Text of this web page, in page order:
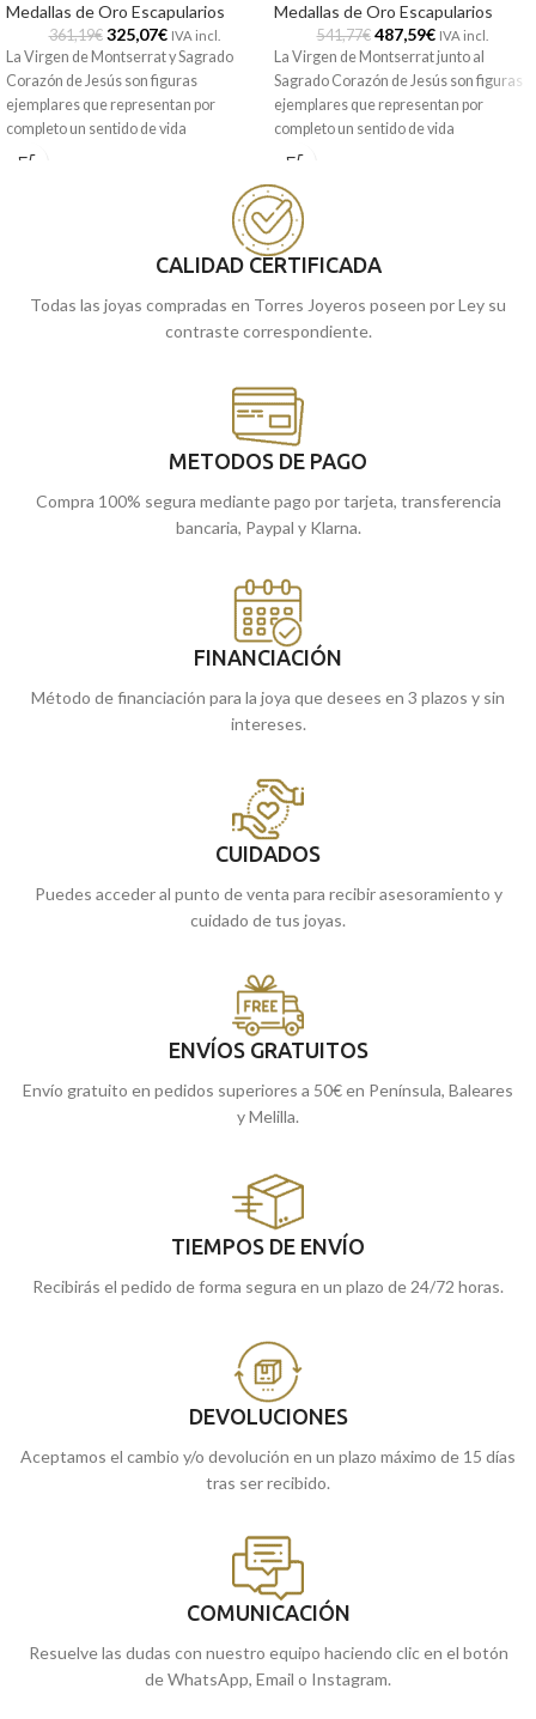
Medallas de Oro Escapularios
361,19€ 325,07€ IVA incl.
La Virgen de Montserrat y Sagrado
Corazón de Jesús son figuras
ejemplares que representan por
completo un sentido de vida
enmarcado en el buen hacer. Ello lo
excelente oro amarillo de 18 kilates,
tallas en su borde para darle un toque
más original.
Medallas de Oro Escapularios
541,77€ 487,59€ IVA incl.
La Virgen de Montserrat junto al
Sagrado Corazón de Jesús son figuras
ejemplares que representan por
completo un sentido de vida
enmarcado en el buen hacer. Ello lo
escapulario realizada en excelente oro
amarillo de 18 kilates, con 18 mm de
diámetro y un original bisel en su borde
para darle un toque más original.
CALIDAD CERTIFICADA
Todas las joyas compradas en Torres Joyeros poseen por Ley su
contraste correspondiente.
METODOS DE PAGO
Compra 100% segura mediante pago por tarjeta, transferencia
bancaria, Paypal y Klarna.
FINANCIACIÓN
Método de financiación para la joya que desees en 3 plazos y sin
intereses.
CUIDADOS
Puedes acceder al punto de venta para recibir asesoramiento y
cuidado de tus joyas.
ENVÍOS GRATUITOS
Envío gratuito en pedidos superiores a 50€ en Península, Baleares
y Melilla.
TIEMPOS DE ENVÍO
Recibirás el pedido de forma segura en un plazo de 24/72 horas.
DEVOLUCIONES
Aceptamos el cambio y/o devolución en un plazo máximo de 15 días
tras ser recibido.
COMUNICACIÓN
Resuelve las dudas con nuestro equipo haciendo clic en el botón
de WhatsApp, Email o Instagram.